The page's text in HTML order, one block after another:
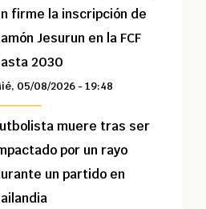
firme la inscripción de
Jesurun en la FCF
2030
05/08/2026 - 19:48
muere tras ser
por un rayo
un partido en